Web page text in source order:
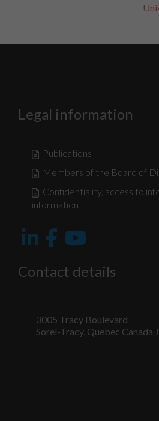
Legal information
Publications
Members of the Board of
Confidentiality, access to
information
Contact details
3005 Tracy Boulevard
Sorel-Tracy, Quebec Canada